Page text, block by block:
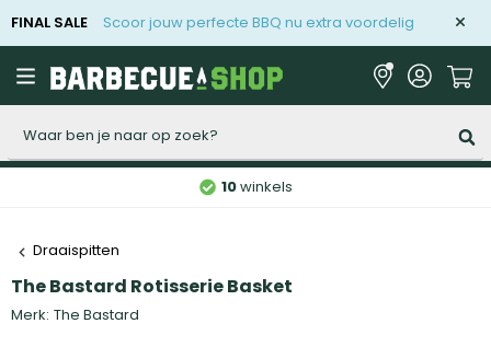
FINAL SALE Scoor jouw perfecte BBQ nu extra voordelig
10winkels
Draaispitten
The Bastard Rotisserie Basket
Merk: The Bastard